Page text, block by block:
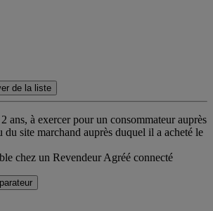
de la liste
ans, à exercer pour un consommateur auprès
du site marchand auprès duquel il a acheté le
chez un Revendeur Agréé connecté